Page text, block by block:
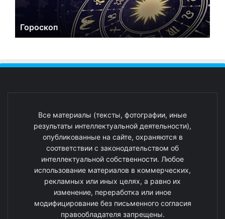
Гороскоп
Все материалы (тексты, фотографии, иные
результаты интеллектуальной деятельности),
опубликованные на сайте, охраняются в
соответствии с законодательством об
интеллектуальной собственности. Любое
использование материалов в коммерческих,
рекламных или иных целях, а равно их
изменение, переработка или иное
модифицирование без письменного согласия
правообладателя запрещены.